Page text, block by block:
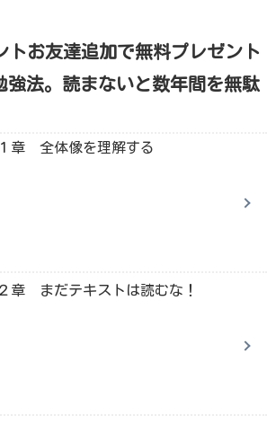
トお友達追加で無料プレゼント
強法。読まないと数年間を無駄
章 全体像を理解する
章 まだテキストは読むな！